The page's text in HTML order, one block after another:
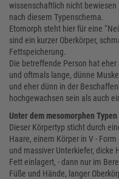
wissenschaftlich nicht
nach diesem Typenschema.
Etomorph steht hier für eine
sind ein kurzer Oberkörper,
Fettspeicherung.
Die betreffende Person hat
und oftmals lange, dünne
und eher dünn in der
hochgewachsen sein als auch
Unter dem mesomorphen
Dieser Körpertyp sticht durch
Haare, einem Körper in V -
und massiver Unterkiefer, dicke
Fett einlagert, - dann nur im
Füße und Hände, langer